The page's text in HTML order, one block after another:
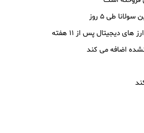
دیجیتال پس از ۱۱ هفته